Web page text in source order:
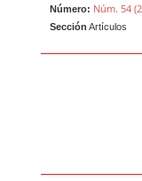
Número: Núm. 54
Sección Artículos